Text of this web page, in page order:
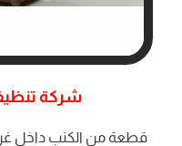
شركة
قطعة من الكنب داخل